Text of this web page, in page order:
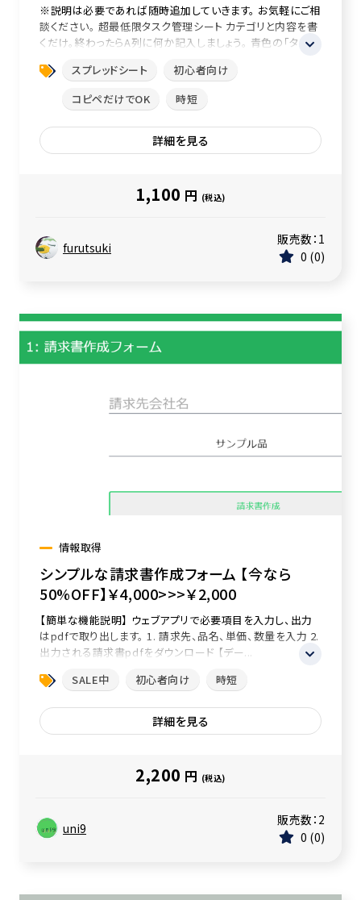
※説明は必要であれば随時追加していきます。 お気軽にご相
談ください。 超最低限タスク管理シート カテゴリと内容を書
くだけ。終わったらA列に何か記入しましょう。 青色の「タスク
スプレッドシート
初心者向け
コピペだけでOK
時短
詳細を見る
1,100 円 (税込)
furutsuki
販売数： 1
0 0
情報取得
シンプルな請求書作成フォーム 【今なら
50%OFF】￥4,000>>>￥2,000
【簡単な機能説明】 ウェブアプリで必要項目を入力し、出力
はpdfで取り出します。 1. 請求先、品名、単価、数量を入力 2.
出力される請求書pdfをダウンロード 【デー...
SALE中
初心者向け 時短
詳細を見る
2,200 円 (税込)
uni9
販売数： 2
0 0